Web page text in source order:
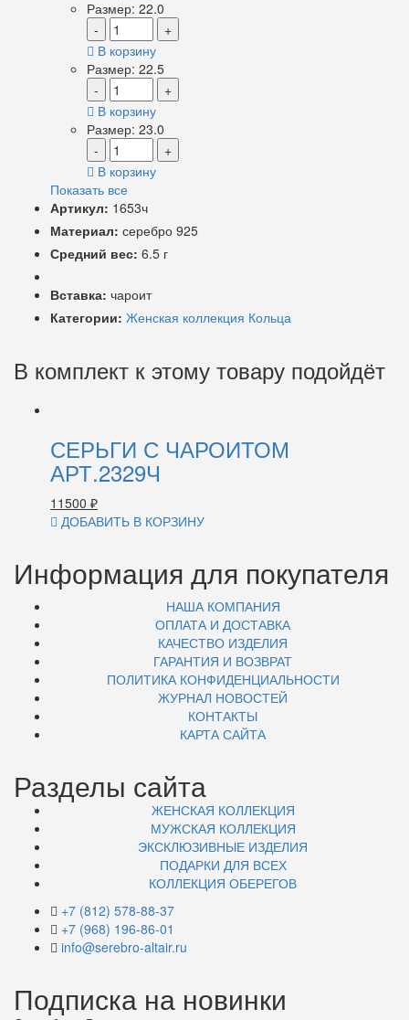
Размер: 22.0
-
+
В корзину
Размер: 22.5
-
+
В корзину
Размер: 23.0
-
+
В корзину
Показать все
Артикул: 1653ч
Материал: серебро 925
Средний вес: 6.5 г
Вставка: чароит
Категории: Женская коллекция Кольца
В комплект к этому товару подойдёт
СЕРЬГИ С ЧАРОИТОМ
АРТ.2329Ч
11500 ₽
ДОБАВИТЬ В КОРЗИНУ
Информация для покупателя
НАША КОМПАНИЯ
ОПЛАТА И ДОСТАВКА
КАЧЕСТВО ИЗДЕЛИЯ
ГАРАНТИЯ И ВОЗВРАТ
ПОЛИТИКА КОНФИДЕНЦИАЛЬНОСТИ
ЖУРНАЛ НОВОСТЕЙ
КОНТАКТЫ
КАРТА САЙТА
Разделы сайта
ЖЕНСКАЯ КОЛЛЕКЦИЯ
МУЖСКАЯ КОЛЛЕКЦИЯ
ЭКСКЛЮЗИВНЫЕ ИЗДЕЛИЯ
ПОДАРКИ ДЛЯ ВСЕХ
КОЛЛЕКЦИЯ ОБЕРЕГОВ
+7 (812) 578-88-37
+7 (968) 196-86-01
info@serebro-altair.ru
Подписка на новинки